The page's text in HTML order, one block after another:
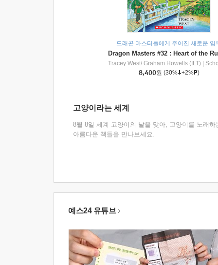
드래곤 마스터들에게 주어진 새로운 임
Tracey West/ Graham Howells (ILT)
8,400원 (30% +2% )
고양이라는 세계
8월 8일 세계 고양이의 날을 맞아, 고양이를 노래하
아름다운 책들을 만나보세요.
예스24 유튜브